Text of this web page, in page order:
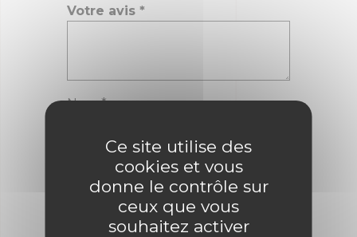
Votre avis *
Nom*
Ce site utilise des
cookies et vous
donne le contrôle sur
ceux que vous
souhaitez activer